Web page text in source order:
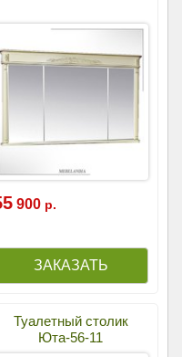
900 р.
Туалетный столик
Юта-56-11